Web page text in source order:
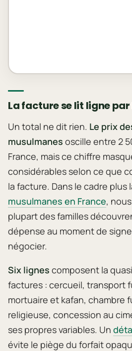
La facture se lit ligne
Un total ne dit rien. Le prix
musulmanes oscille entre 2
France, mais ce chiffre
considérables selon ce que
la facture. Dans le cadre plus
musulmanes en France,
plupart des familles
dépense au moment de
négocier.
Six lignes composent la
factures : cercueil, transport
mortuaire et kafan, chambre
religieuse, concession au
ses propres variables. Un
évite le piège du forfait